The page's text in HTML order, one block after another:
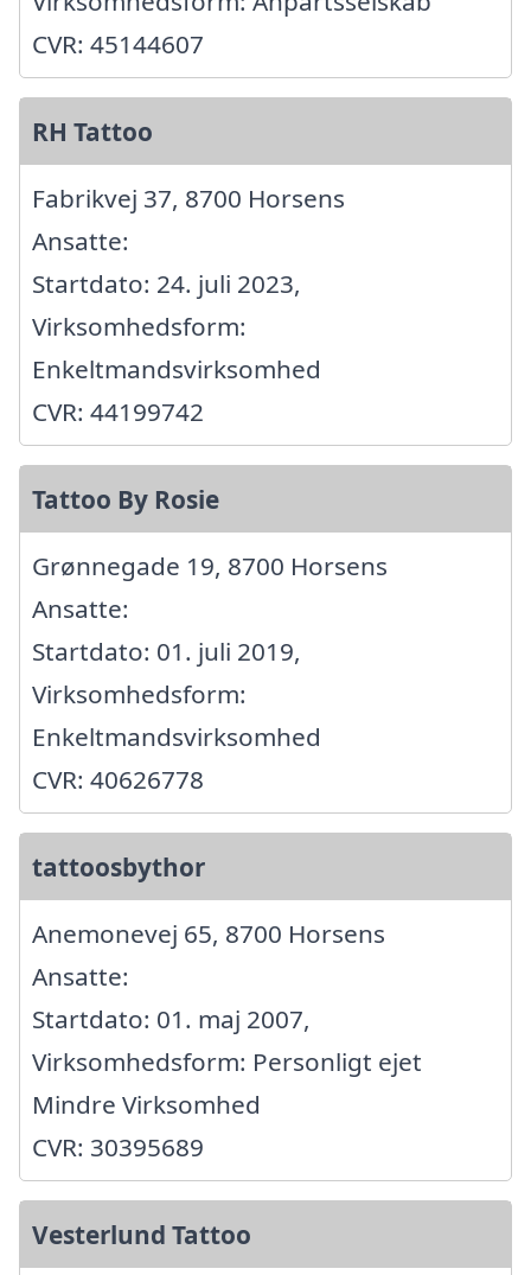
CVR: 45144607
RH Tattoo
Fabrikvej 37, 8700 Horsens
Ansatte:
Startdato: 24. juli 2023,
Virksomhedsform:
Enkeltmandsvirksomhed
CVR: 44199742
Tattoo By Rosie
Grønnegade 19, 8700 Horsens
Ansatte:
Startdato: 01. juli 2019,
Virksomhedsform:
Enkeltmandsvirksomhed
CVR: 40626778
tattoosbythor
Anemonevej 65, 8700 Horsens
Ansatte:
Startdato: 01. maj 2007,
Virksomhedsform: Personligt ejet
Mindre Virksomhed
CVR: 30395689
Vesterlund Tattoo